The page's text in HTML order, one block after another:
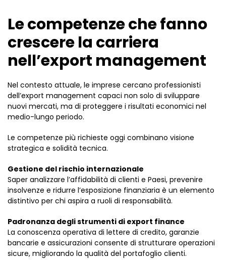
Le competenze che fanno
crescere la carriera
nell’export management
Nel contesto attuale, le imprese cercano professionisti
dell’export management capaci non solo di sviluppare
nuovi mercati, ma di proteggere i risultati economici nel
medio-lungo periodo.
Le competenze più richieste oggi combinano visione
strategica e solidità tecnica.
Gestione del rischio internazionale
Saper analizzare l’affidabilità di clienti e Paesi, prevenire
insolvenze e ridurre l’esposizione finanziaria è un elemento
distintivo per chi aspira a ruoli di responsabilità.
Padronanza degli strumenti di export finance
La conoscenza operativa di lettere di credito, garanzie
bancarie e assicurazioni consente di strutturare operazioni
sicure, migliorando la qualità del portafoglio clienti.